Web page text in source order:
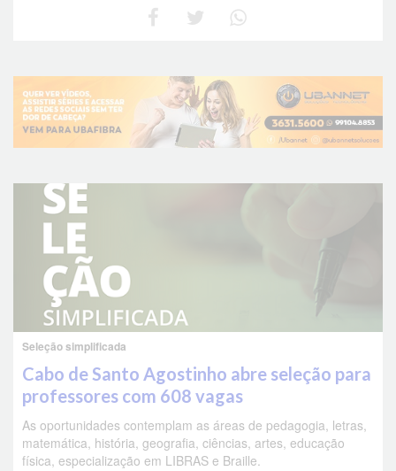
Seleção simplificada
Cabo de Santo Agostinho abre seleção para
professores com 608 vagas
As oportunidades contemplam as áreas de pedagogia, letras,
matemática, história, geografia, ciências, artes, educação
física, especialização em LIBRAS e Braille.